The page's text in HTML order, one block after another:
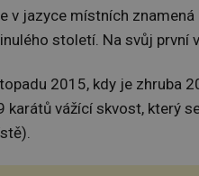
v jazyce místních
století. Na svůj první
2015, kdy je zhruba
karátů vážící skvost, který